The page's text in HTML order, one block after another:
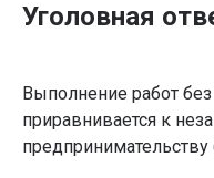
Уголовная
Выполнение работ
приравнивается к